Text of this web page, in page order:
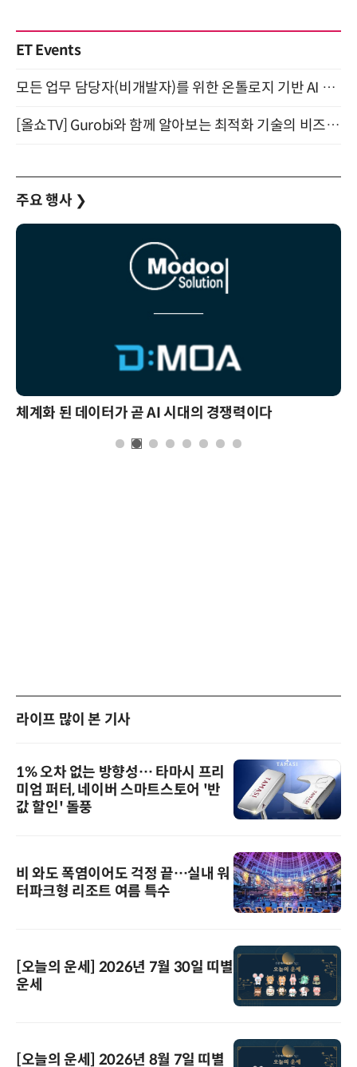
ET Events
모든 업무 담당자(비개발자)를 위한 온톨로지 기반 AI 지식체계 설계 1-day 워크숍 8월 20일 개최
[올쇼TV] Gurobi와 함께 알아보는 최적화 기술의 비즈니스 활용 (8월 20일 생방송)
주요 행사 ❯
체계화 된 데이터가 곧 AI 시대의 경쟁력이다
라이프 많이 본 기사
1% 오차 없는 방향성… 타마시 프리
미엄 퍼터, 네이버 스마트스토어 '반
값 할인' 돌풍
비 와도 폭염이어도 걱정 끝…실내 워
터파크형 리조트 여름 특수
[오늘의 운세] 2026년 7월 30일 띠별
운세
[오늘의 운세] 2026년 8월 7일 띠별